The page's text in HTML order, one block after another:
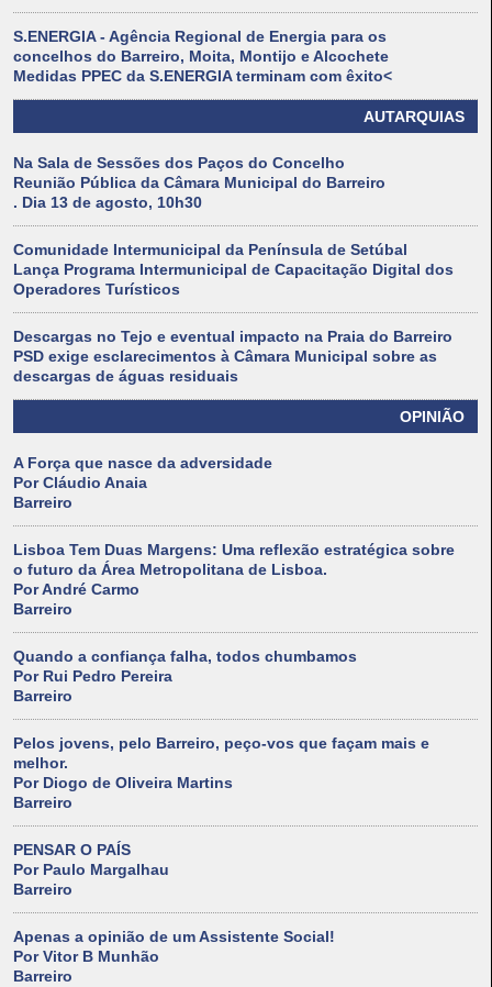
S.ENERGIA - Agência Regional de Energia para os
concelhos do Barreiro, Moita, Montijo e Alcochete
Medidas PPEC da S.ENERGIA terminam com êxito<
AUTARQUIAS
Na Sala de Sessões dos Paços do Concelho
Reunião Pública da Câmara Municipal do Barreiro
. Dia 13 de agosto, 10h30
Comunidade Intermunicipal da Península de Setúbal
Lança Programa Intermunicipal de Capacitação Digital dos
Operadores Turísticos
Descargas no Tejo e eventual impacto na Praia do Barreiro
PSD exige esclarecimentos à Câmara Municipal sobre as
descargas de águas residuais
OPINIÃO
A Força que nasce da adversidade
Por Cláudio Anaia
Barreiro
Lisboa Tem Duas Margens: Uma reflexão estratégica sobre
o futuro da Área Metropolitana de Lisboa.
Por André Carmo
Barreiro
Quando a confiança falha, todos chumbamos
Por Rui Pedro Pereira
Barreiro
Pelos jovens, pelo Barreiro, peço-vos que façam mais e
melhor.
Por Diogo de Oliveira Martins
Barreiro
PENSAR O PAÍS
Por Paulo Margalhau
Barreiro
Apenas a opinião de um Assistente Social!
Por Vitor B Munhão
Barreiro